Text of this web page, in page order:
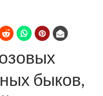
быков,